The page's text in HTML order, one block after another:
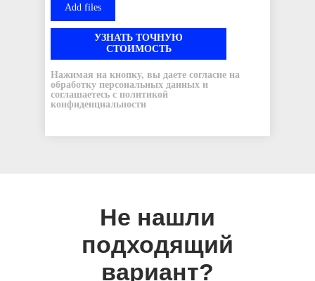
Add files
УЗНАТЬ ТОЧНУЮ
СТОИМОСТЬ
Нажимая на кнопку, вы даете согласие на
обработку персональных данных и
соглашаетесь c политикой
конфиденциальности
Не нашли
подходящий
вариант?